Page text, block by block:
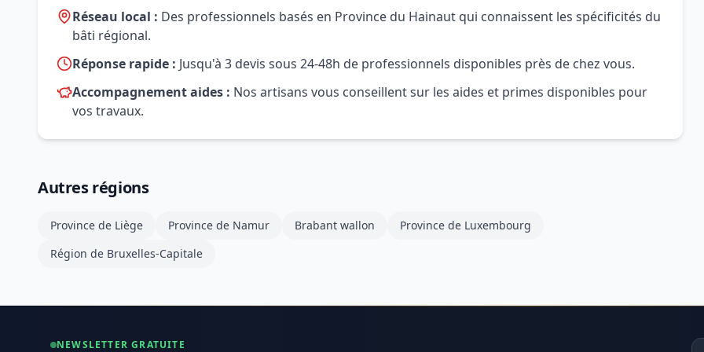
Réseau local : Des professionnels basés en Province du Hainaut qui connaissent les spécificités du
bâti régional.
Réponse rapide : Jusqu'à 3 devis sous 24-48h de professionnels disponibles près de chez vous.
Accompagnement aides : Nos artisans vous conseillent sur les aides et primes disponibles pour
vos travaux.
Autres régions
Province de Liège Province de Namur Brabant wallon
Province de Luxembourg
Région de Bruxelles-Capitale
NEWSLETTER GRATUITE